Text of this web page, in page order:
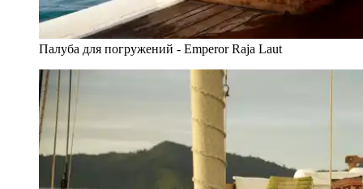
Палуба для погружений - Emperor Raja Laut